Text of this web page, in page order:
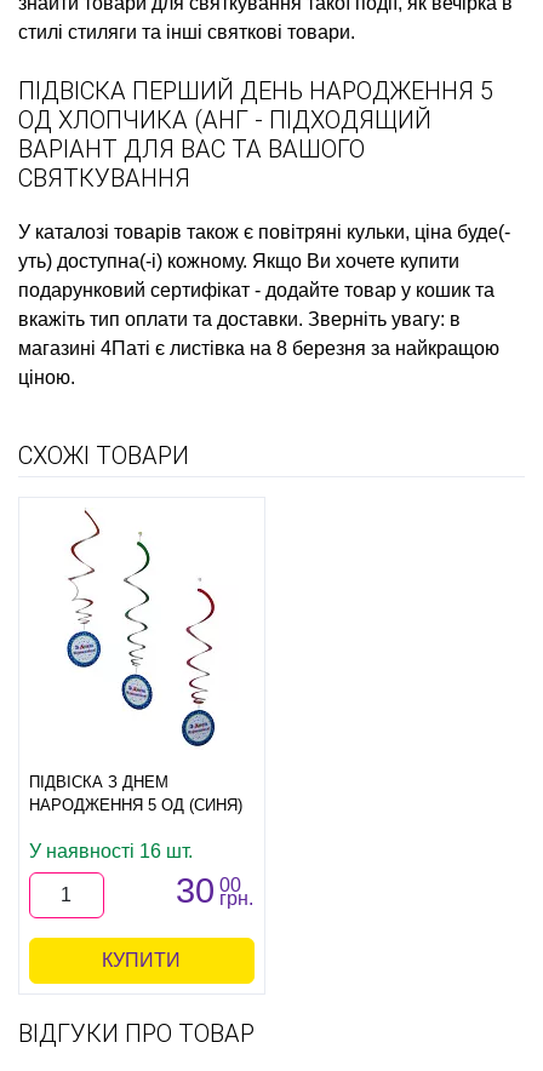
стилі стиляги та інші святкові товари.
ПІДВІСКА ПЕРШИЙ ДЕНЬ НАРОДЖЕННЯ 5
ОД ХЛОПЧИКА (АНГ - ПІДХОДЯЩИЙ
ВАРІАНТ ДЛЯ ВАС ТА ВАШОГО
СВЯТКУВАННЯ
У каталозі товарів також є повітряні кульки, ціна буде(-
уть) доступна(-і) кожному. Якщо Ви хочете купити
подарунковий сертифікат - додайте товар у кошик та
вкажіть тип оплати та доставки. Зверніть увагу: в
магазині 4Паті є листівка на 8 березня за найкращою
ціною.
СХОЖІ ТОВАРИ
ПІДВІСКА З ДНЕМ
НАРОДЖЕННЯ 5 ОД (СИНЯ)
У наявності 16 шт.
30 00
грн.
КУПИТИ
ВІДГУКИ ПРО ТОВАР